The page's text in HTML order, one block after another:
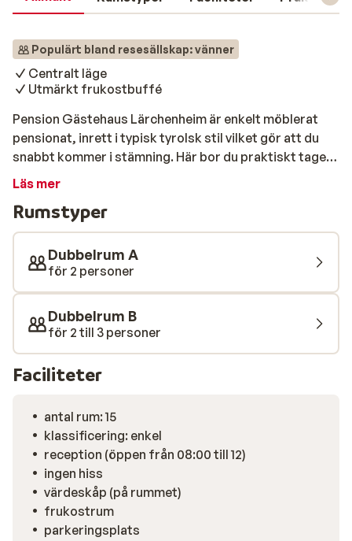
Populärt bland resesällskap: vänner
Centralt läge
Utmärkt frukostbuffé
Pension Gästehaus Lärchenheim är enkelt möblerat
pensionat, inrett i typisk tyrolsk stil vilket gör att du
snabbt kommer i stämning. Här bor du praktiskt taget
mitt i Mayrhofen och har allt vad staden har att erbjuda
andra anläggningarna i området kan nås till fots. På
kvällen finns det gott om afterski möjligheter, och
alternativen är allt annat än begränsade!
Läs mer
Rumstyper
Dubbelrum A
för 2 personer
Dubbelrum B
för 2 till 3 personer
Faciliteter
antal rum: 15
klassificering: enkel
reception (öppen från 08:00 till 12)
ingen hiss
värdeskåp (på rummet)
frukostrum
parkeringsplats